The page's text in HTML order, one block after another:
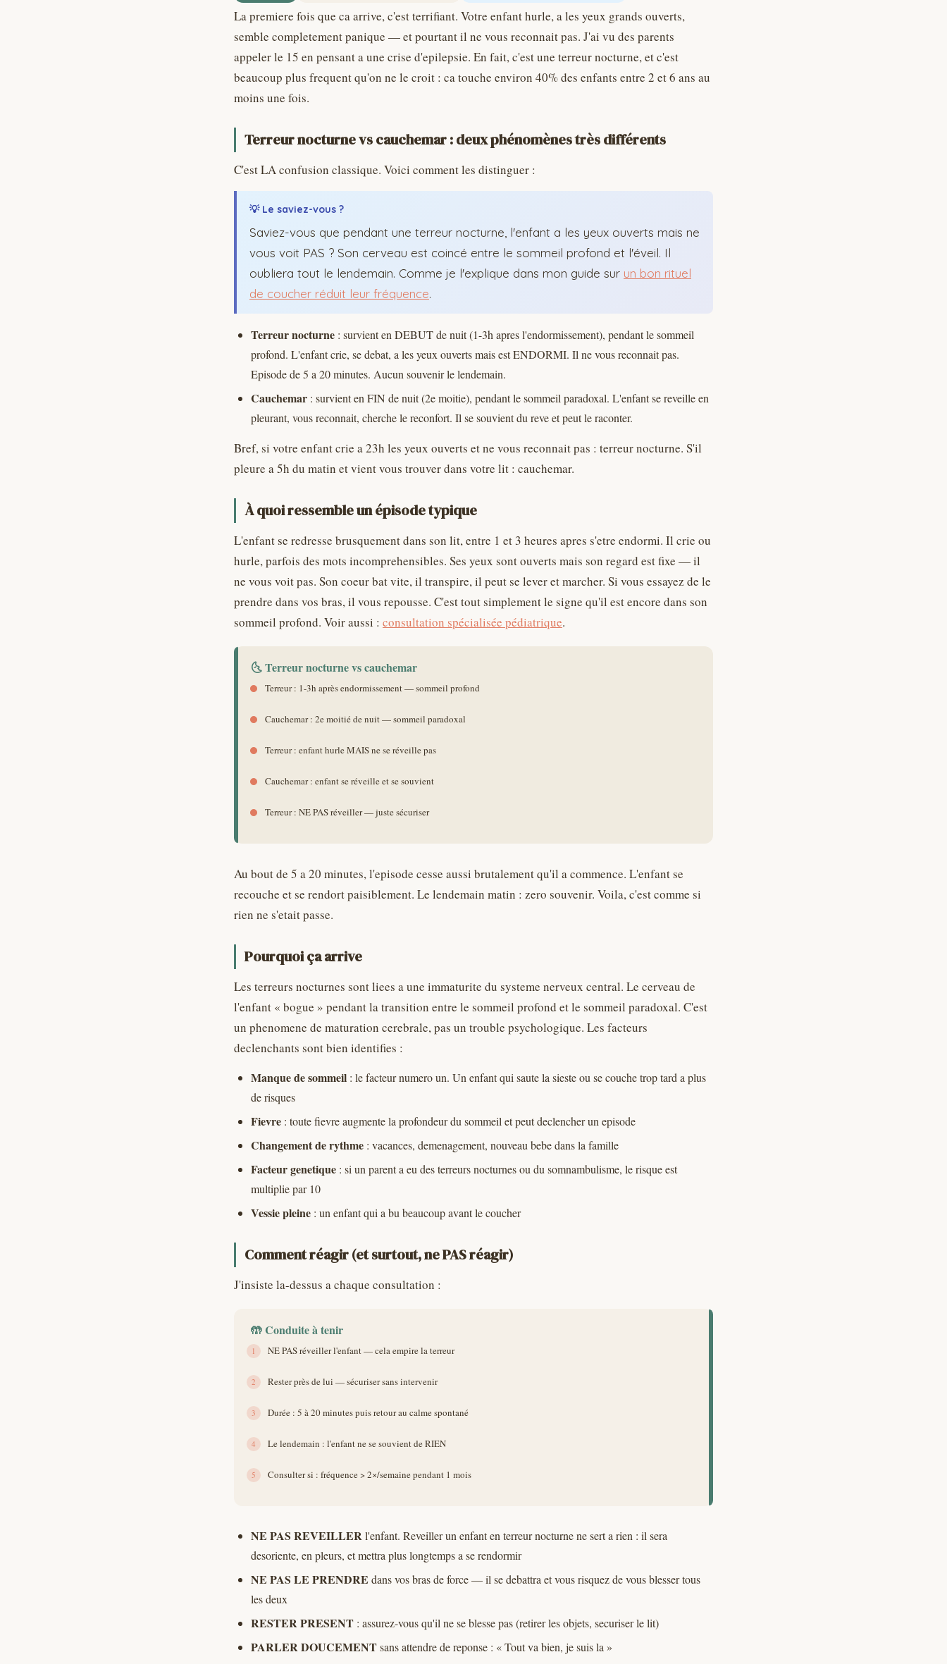
La premiere fois que ca arrive, c'est terrifiant. Votre enfant hurle, a les yeux grands ouverts,
semble completement panique — et pourtant il ne vous reconnait pas. J'ai vu des parents
appeler le 15 en pensant a une crise d'epilepsie. En fait, c'est une terreur nocturne, et c'est
beaucoup plus frequent qu'on ne le croit : ca touche environ 40% des enfants entre 2 et 6 ans au
moins une fois.
Terreur nocturne vs cauchemar : deux phénomènes très différents
C'est LA confusion classique. Voici comment les distinguer :
💡 Le saviez-vous ?
Saviez-vous que pendant une terreur nocturne, l'enfant a les yeux ouverts mais ne
vous voit PAS ? Son cerveau est coincé entre le sommeil profond et l'éveil. Il
oubliera tout le lendemain. Comme je l'explique dans mon guide sur un bon rituel
de coucher réduit leur fréquence.
Terreur nocturne : survient en DEBUT de nuit (1-3h apres l'endormissement), pendant le sommeil
profond. L'enfant crie, se debat, a les yeux ouverts mais est ENDORMI. Il ne vous reconnait pas.
Episode de 5 a 20 minutes. Aucun souvenir le lendemain.
Cauchemar : survient en FIN de nuit (2e moitie), pendant le sommeil paradoxal. L'enfant se reveille en
pleurant, vous reconnait, cherche le reconfort. Il se souvient du reve et peut le raconter.
Bref, si votre enfant crie a 23h les yeux ouverts et ne vous reconnait pas : terreur nocturne. S'il
pleure a 5h du matin et vient vous trouver dans votre lit : cauchemar.
À quoi ressemble un épisode typique
L'enfant se redresse brusquement dans son lit, entre 1 et 3 heures apres s'etre endormi. Il crie ou
hurle, parfois des mots incomprehensibles. Ses yeux sont ouverts mais son regard est fixe — il
ne vous voit pas. Son coeur bat vite, il transpire, il peut se lever et marcher. Si vous essayez de le
prendre dans vos bras, il vous repousse. C'est tout simplement le signe qu'il est encore dans son
sommeil profond. Voir aussi : consultation spécialisée pédiatrique.
Au bout de 5 a 20 minutes, l'episode cesse aussi brutalement qu'il a commence. L'enfant se
recouche et se rendort paisiblement. Le lendemain matin : zero souvenir. Voila, c'est comme si
rien ne s'etait passe.
Pourquoi ça arrive
Les terreurs nocturnes sont liees a une immaturite du systeme nerveux central. Le cerveau de
l'enfant « bogue » pendant la transition entre le sommeil profond et le sommeil paradoxal. C'est
un phenomene de maturation cerebrale, pas un trouble psychologique. Les facteurs
declenchants sont bien identifies :
Manque de sommeil : le facteur numero un. Un enfant qui saute la sieste ou se couche trop tard a plus
de risques
Fievre : toute fievre augmente la profondeur du sommeil et peut declencher un episode
Changement de rythme : vacances, demenagement, nouveau bebe dans la famille
Facteur genetique : si un parent a eu des terreurs nocturnes ou du somnambulisme, le risque est
multiplie par 10
Vessie pleine : un enfant qui a bu beaucoup avant le coucher
Comment réagir (et surtout, ne PAS réagir)
J'insiste la-dessus a chaque consultation :
NE PAS REVEILLER l'enfant. Reveiller un enfant en terreur nocturne ne sert a rien : il sera
desoriente, en pleurs, et mettra plus longtemps a se rendormir
NE PAS LE PRENDRE dans vos bras de force — il se debattra et vous risquez de vous blesser tous
les deux
RESTER PRESENT : assurez-vous qu'il ne se blesse pas (retirer les objets, securiser le lit)
PARLER DOUCEMENTsans attendre de reponse : « Tout va bien, je suis la »